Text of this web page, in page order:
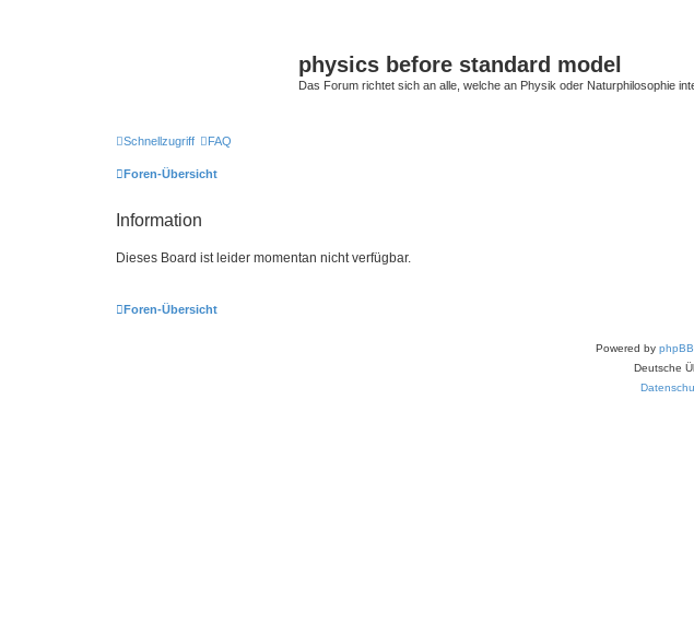
physics before standard model
Das Forum richtet sich an alle, welche an Physik oder Naturphilosophie
Schnellzugriff FAQ
Foren-Übersicht
Information
Dieses Board ist leider momentan nicht verfügbar.
Foren-Übersicht
Powered by phpBB
Deutsche